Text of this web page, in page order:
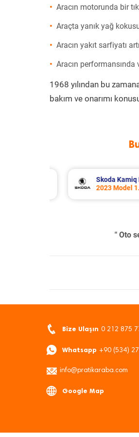
Aracın motorunda bir
Araçta yanık yağ
Aracın yakıt sarfiyatı
Aracın
1968 yılından bu
bakım ve onarımı
2009
" Oto
Bize Ulaşın 0 212 875
Whatsapp +90 (534)
info@pratikaraba.com
Google Map